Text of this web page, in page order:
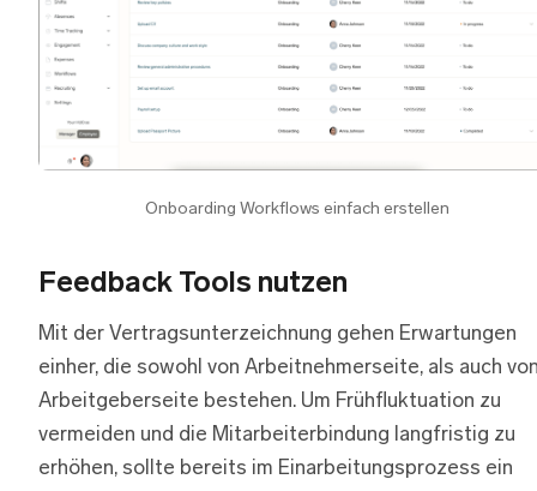
Onboarding Workflows einfach erstellen
Feedback Tools nutzen
Mit der Vertragsunterzeichnung gehen Erwartungen
einher, die sowohl von Arbeitnehmerseite, als auch
Arbeitgeberseite bestehen. Um Frühfluktuation zu
vermeiden und die Mitarbeiterbindung langfristig zu
erhöhen, sollte bereits im Einarbeitungsprozess ein